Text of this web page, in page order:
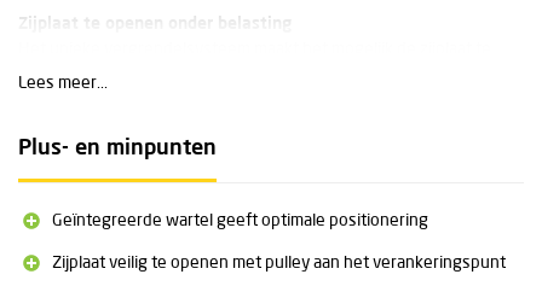
Zijplaat te openen onder belasting
openen terwijl het apparaat aan het anker bevestigd blijft, voor
Toelaatbare touwdiameter: 13 mm
Werkbelasting (WLL): 8 kN
Uitvoering: verkrijgbaar in oranje en zwart
Lees meer...
Plus- en minpunten
Geïntegreerde wartel geeft optimale positionering
Zijplaat veilig te openen met pulley aan het verankeringspunt